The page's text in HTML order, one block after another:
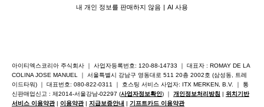
내 개인 정보를 판매하지 않음 AI 사용
아이티엑스코리아 주식회사 ｜ 사업자등록번호: 120-88-14733 ｜ 대표자 : ROMAY DE LA
COLINA JOSE MANUEL ｜ 서울특별시 강남구 영동대로 511 20층 2002호 (삼성동, 트레
이드타워) ｜ 대표번호: 080-822-0311 ｜ 호스팅 서비스 사업자: ITX MERKEN, B.V. ｜ 통
신판매업신고 : 제2014-서울강남-02297 (사업자정보확인) ｜ 개인정보처리방침 | 위치기반
서비스 이용약관 | 이용약관 | 지급보증안내 | 기프트카드 이용약관